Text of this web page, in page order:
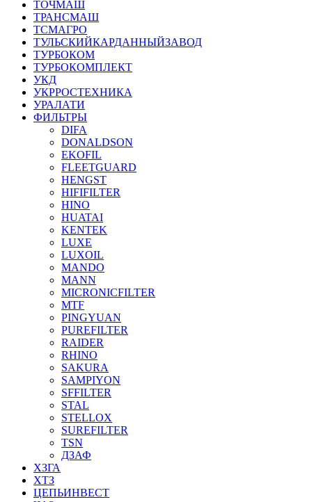
ТОЧМАШ
ТРАНСМАШ
ТСМАГРО
ТУЛЬСКИЙКАРДАННЫЙЗАВОД
ТУРБОКОМ
ТУРБОКОМПЛЕКТ
УКД
УКРРОСТЕХНИКА
УРАЛАТИ
ФИЛЬТРЫ
DIFA
DONALDSON
EKOFIL
FLEETGUARD
HENGST
HIFIFILTER
HINO
HUATAI
KENTEK
LUXE
LUXOIL
MANDO
MANN
MICRONICFILTER
MTF
PINGYUAN
PUREFILTER
RAIDER
RHINO
SAKURA
SAMPIYON
SFFILTER
STAL
STELLOX
SUREFILTER
TSN
ДЗАФ
ХЗГА
ХТЗ
ЦЕПЬИНВЕСТ